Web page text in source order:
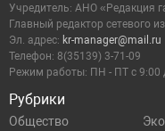
Рубрики
Общество
Учредитель: АНО «Редакция
Главный редактор сетевого
Эл. адрес: kr-manager@mail.ru
Телефон: 8(35139) 3-71-09
Режим работы: ПН - ПТ с 9:00